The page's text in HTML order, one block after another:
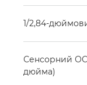
1/2,84-
Сенсорний
дюйма)